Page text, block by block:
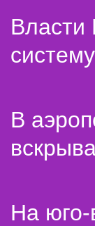
Власти
В
На юго-